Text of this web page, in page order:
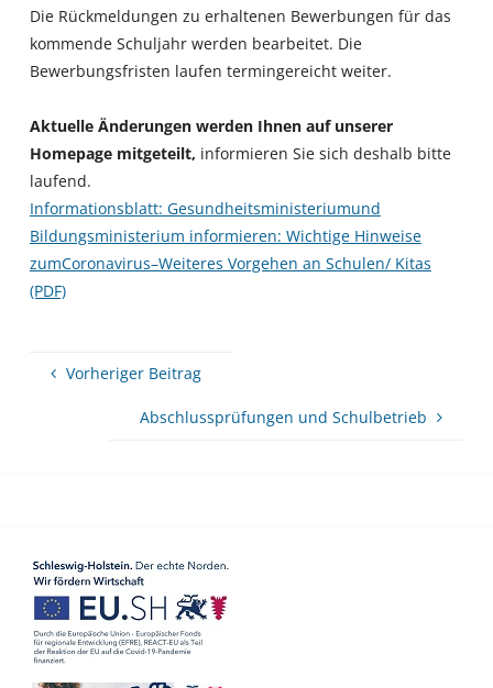
Die Rückmeldungen zu erhaltenen Bewerbungen für das
kommende Schuljahr werden bearbeitet. Die
Bewerbungsfristen laufen termingereicht weiter.
Aktuelle Änderungen werden Ihnen auf unserer
Homepage mitgeteilt, informieren Sie sich deshalb bitte
laufend.
Informationsblatt: Gesundheitsministeriumund
Bildungsministerium informieren: Wichtige Hinweise
zumCoronavirus–Weiteres Vorgehen an Schulen/ Kitas
(PDF)
Vorheriger Beitrag
Abschlussprüfungen und Schulbetrieb